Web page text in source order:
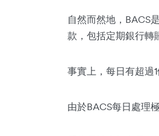
自然而然地，BACS
款，包括定期銀行轉
事實上，每日有超過
由於BACS每日處理